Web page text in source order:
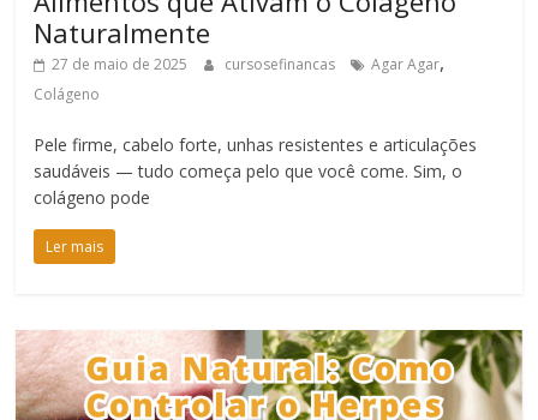
Naturalmente
27 de maio de 2025 cursosefinancas Agar Agar,
Colágeno
Pele firme, cabelo forte, unhas resistentes e articulações
saudáveis — tudo começa pelo que você come. Sim, o
colágeno pode
Ler mais